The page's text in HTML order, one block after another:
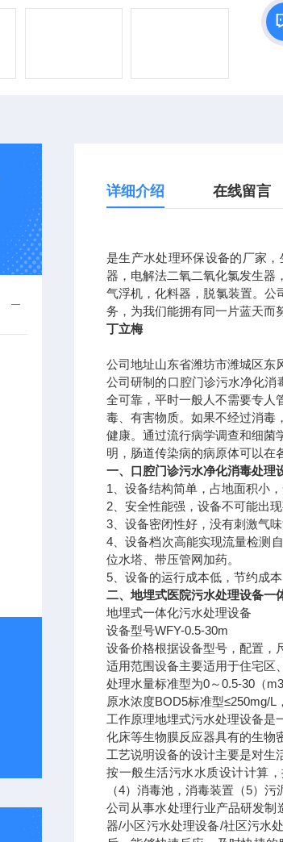
详细介绍 在线留言
是生产水处理环保设备的厂家
器，电解法二氧二氧化氯发生器
气浮机，化料器，脱氯装置。公
务，为我们能拥有同一片蓝天而
丁立梅
公司地址山东省潍坊市潍城区东
公司研制的口腔门诊污水净化消
全可靠，平时一般人不需要专人
毒、有害物质。如果不经过消毒
健康。通过流行病学调查和细菌
明，肠道传染病的病原体可以在
一、口腔门诊污水净化消毒处理
1 、设备结构简单，占地面积小
2 、安全性能强，设备不可能出现
3 、设备密闭性好，没有刺激气
4 、设备档次高能实现流量检测
位水塔、带压管网加药。
5 、设备的运行成本低，节约成本
二、地埋式医院污水处理设备一
地埋式一体化污水处理设备
设备型号WFY-0.5-30m
设备价格根据设备型号，配置，
适用范围设备主要适用于住宅区
处理水量标准型为0～0.5-30 （
原水浓度BOD5标准型≤250mg/L
工作原理地埋式污水处理设备是
化床等生物膜反应器具有的生物
工艺说明设备的设计主要是对
按一般生活污水水质设计计算
（4）消毒池，消毒装置（5）污
公司从事水处理行业产品研发制
器/小区污水处理设备/社区污水